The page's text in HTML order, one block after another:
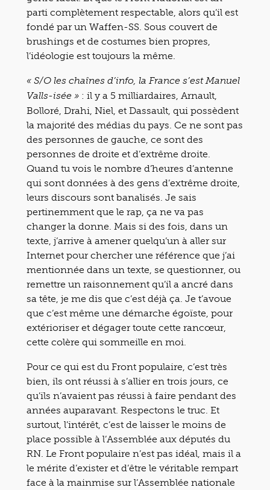
parti complètement respectable, alors qu’il est
fondé par un Waffen-SS. Sous couvert de
brushings et de costumes bien propres,
l’idéologie est toujours la même.
« S/O les chaînes d’info, la France s’est Manuel
Valls-isée » : il y a 5 milliardaires, Arnault,
Bolloré, Drahi, Niel, et Dassault, qui possèdent
la majorité des médias du pays. Ce ne sont pas
des personnes de gauche, ce sont des
personnes de droite et d’extrême droite.
Quand tu vois le nombre d’heures d’antenne
qui sont données à des gens d’extrême droite,
leurs discours sont banalisés. Je sais
pertinemment que le rap, ça ne va pas
changer la donne. Mais si des fois, dans un
texte, j’arrive à amener quelqu’un à aller sur
Internet pour chercher une référence que j’ai
mentionnée dans un texte, se questionner, ou
remettre un raisonnement qu’il a ancré dans
sa tête, je me dis que c’est déjà ça. Je t’avoue
que c’est même une démarche égoïste, pour
extérioriser et dégager toute cette rancœur,
cette colère qui sommeille en moi.
Pour ce qui est du Front populaire, c’est très
bien, ils ont réussi à s’allier en trois jours, ce
qu’ils n’avaient pas réussi à faire pendant des
années auparavant. Respectons le truc. Et
surtout, l’intérêt, c’est de laisser le moins de
place possible à l’Assemblée aux députés du
RN. Le Front populaire n’est pas idéal, mais il a
le mérite d’exister et d’être le véritable rempart
face à la mainmise sur l’Assemblée nationale